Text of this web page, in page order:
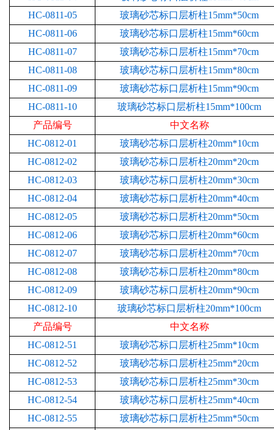
HC-0811-05
玻璃砂芯标口层析柱15mm*50cm
HC-0811-06
玻璃砂芯标口层析柱15mm*60cm
HC-0811-07
玻璃砂芯标口层析柱15mm*70cm
HC-0811-08
玻璃砂芯标口层析柱15mm*80cm
HC-0811-09
玻璃砂芯标口层析柱15mm*90cm
HC-0811-10
玻璃砂芯标口层析柱15mm*100cm
产品编号
中文名称
HC-0812-01
玻璃砂芯标口层析柱20mm*10cm
HC-0812-02
玻璃砂芯标口层析柱20mm*20cm
HC-0812-03
玻璃砂芯标口层析柱20mm*30cm
HC-0812-04
玻璃砂芯标口层析柱20mm*40cm
HC-0812-05
玻璃砂芯标口层析柱20mm*50cm
HC-0812-06
玻璃砂芯标口层析柱20mm*60cm
HC-0812-07
玻璃砂芯标口层析柱20mm*70cm
HC-0812-08
玻璃砂芯标口层析柱20mm*80cm
HC-0812-09
玻璃砂芯标口层析柱20mm*90cm
HC-0812-10
玻璃砂芯标口层析柱20mm*100cm
产品编号
中文名称
HC-0812-51
玻璃砂芯标口层析柱25mm*10cm
HC-0812-52
玻璃砂芯标口层析柱25mm*20cm
HC-0812-53
玻璃砂芯标口层析柱25mm*30cm
HC-0812-54
玻璃砂芯标口层析柱25mm*40cm
HC-0812-55
玻璃砂芯标口层析柱25mm*50cm